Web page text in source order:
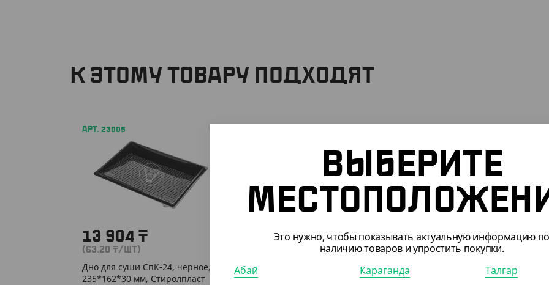
К ЭТОМУ ТОВАРУ ПОДХОДЯТ
АРТ. 23005
13 904 ₸
(63.20 ₸/ШТ)
Дно для суши СпК-24, черное,
235*162*30 мм, Стиролпласт
2 270 ₸
Салатник OneClick, 250 мл,
крафт
-10%
603₸670₸
(6.03₸/ШТ)
Пакет с V дном, крафт, БУН,
100*60*300 мм
ВЫБЕРИТЕ
Это нужно, чтобы показывать актуальную информацию
наличию товаров и упростить покупки.
Абай
Караганда
Талгар